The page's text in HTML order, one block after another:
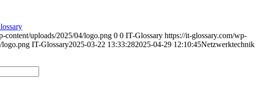
content/uploads/2025/04/logo.png 0 0 IT-Glossary https://it-glossary.com/wp-
logo.png IT-Glossary2025-03-22 13:33:282025-04-29 12:10:45Netzwerktechnik